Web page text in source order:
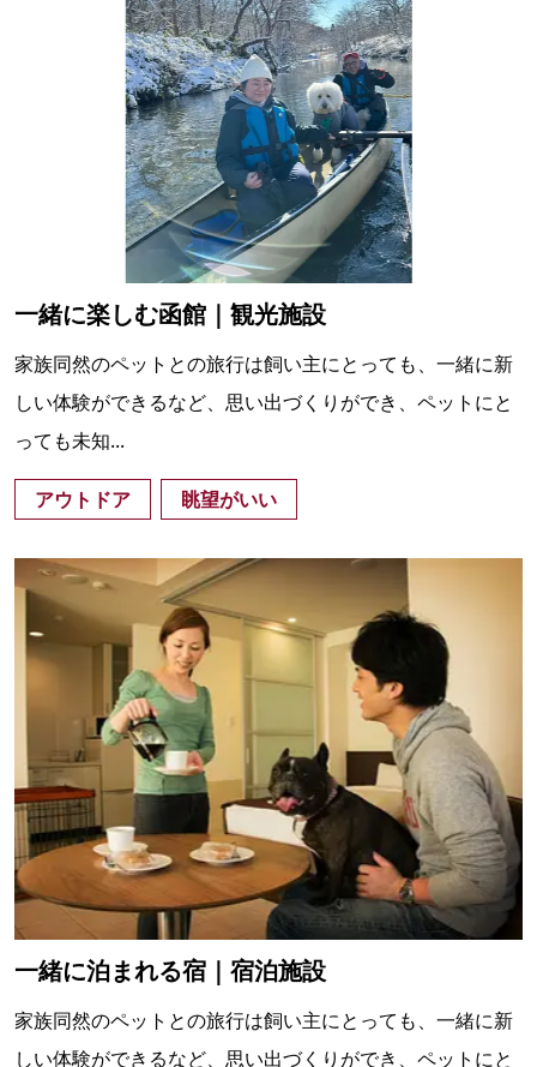
一緒に楽しむ函館｜観光施設
家族同然のペットとの旅行は飼い主にとっても、一緒に新
しい体験ができるなど、思い出づくりができ、ペットにと
っても未知...
アウトドア 眺望がいい
一緒に泊まれる宿｜宿泊施設
家族同然のペットとの旅行は飼い主にとっても、一緒に新
しい体験ができるなど、思い出づくりができ、ペットにと